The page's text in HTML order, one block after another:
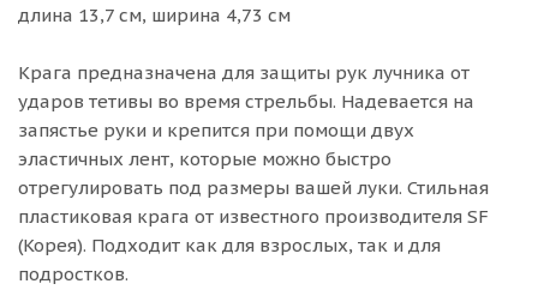
длина 13,7 см, ширина 4,73 см
Крага предназначена для защиты рук лучника от
ударов тетивы во время стрельбы. Надевается на
запястье руки и крепится при помощи двух
эластичных лент, которые можно быстро
отрегулировать под размеры вашей луки. Стильная
пластиковая крага от известного производителя SF
(Корея). Подходит как для взрослых, так и для
подростков.